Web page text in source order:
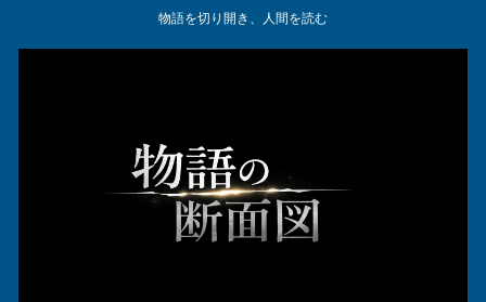
物語を切り開き、人間を読む